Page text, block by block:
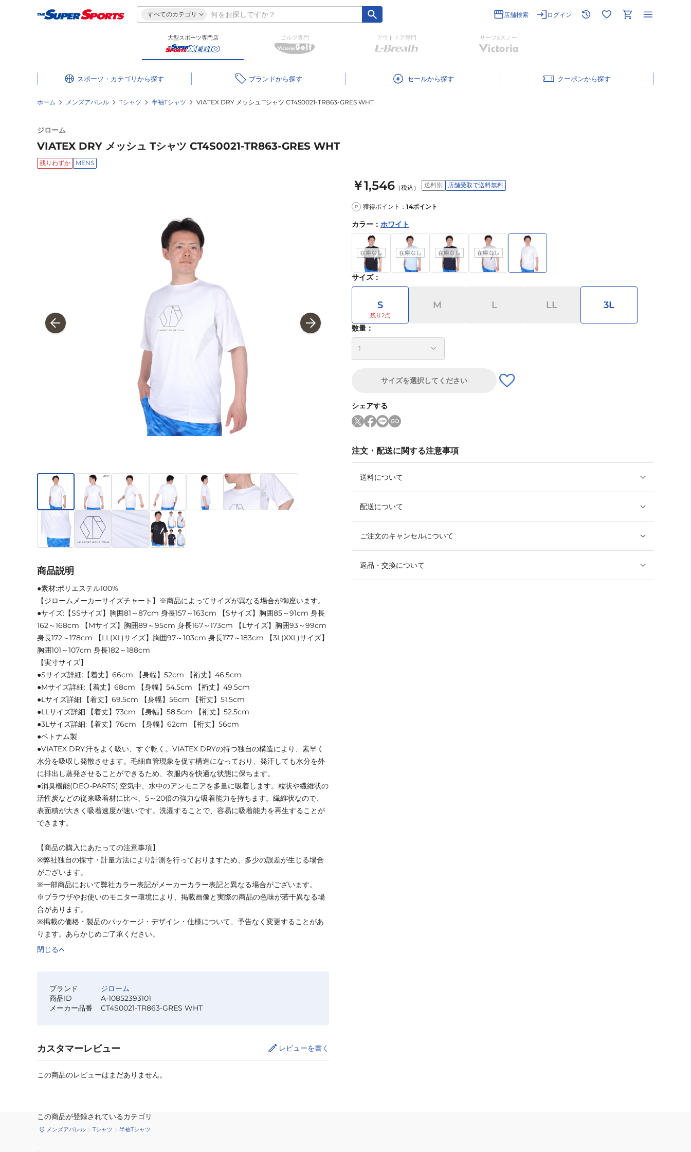
すべてのカテゴリ 店舗検索 ログイン
大型スポーツ専門店 ゴルフ専門 アウトドア専門 サーフ&スノー
スポーツ・カテゴリ ブランド セール クーポン
ホーム メンズアパレル Tシャツ 半袖Tシャツ VIATEX DRY メッシュ Tシャツ CT4S0021-TR863-GRES WHT
ジローム
VIATEX DRY メッシュ Tシャツ CT4S0021-TR863-GRES WHT
残りわずか MENS
￥1,546 （税込） 送料別 店舗受取で送料無料
P 獲得ポイント： 14ポイント
カラー ： ホワイト
サイズ：
S M L LL 3L
数量：
サイズを選択してください
シェアする
注文・配送に関する注意事項
送料について
配送について
ご注文のキャンセルについて
返品・交換について
商品説明
●素材:ポリエステル100%
【ジロームメーカーサイズチャート】※商品によってサイズが異なる場合が御座います。
●サイズ:【SSサイズ】胸囲81～87cm 身長157～163cm 【Sサイズ】胸囲85～91cm 身長
162～168cm 【Mサイズ】胸囲89～95cm 身長167～173cm 【Lサイズ】胸囲93～99cm
身長172～178cm 【LL(XL)サイズ】胸囲97～103cm 身長177～183cm 【3L(XXL)サイズ】
胸囲101～107cm 身長182～188cm
【実寸サイズ】
●Sサイズ詳細:【着丈】66cm 【身幅】52cm 【裄丈】46.5cm
●Mサイズ詳細:【着丈】68cm 【身幅】54.5cm 【裄丈】49.5cm
●Lサイズ詳細:【着丈】69.5cm 【身幅】56cm 【裄丈】51.5cm
●LLサイズ詳細:【着丈】73cm 【身幅】58.5cm 【裄丈】52.5cm
●3Lサイズ詳細:【着丈】76cm 【身幅】62cm 【裄丈】56cm
●ベトナム製
●VIATEX DRY:汗をよく吸い、すぐ乾く。VIATEX DRYの持つ独自の構造により、素早く
水分を吸収し発散させます。毛細血管現象を促す構造になっており、発汗しても水分を外
に排出し蒸発させることができるため、衣服内を快適な状態に保ちます。
●消臭機能(DEO-PARTS):空気中、水中のアンモニアを多量に吸着します。粒状や繊維状の
活性炭などの従来吸着材に比べ、5～20倍の強力な吸着能力を持ちます。繊維状なので、
表面積が大きく吸着速度が速いです。洗濯することで、容易に吸着能力を再生することが
できます。
【商品の購入にあたっての注意事項】
※弊社独自の採寸・計量方法により計測を行っておりますため、多少の誤差が生じる場合
がございます。
※一部商品において弊社カラー表記がメーカーカラー表記と異なる場合がございます。
※ブラウザやお使いのモニター環境により、掲載画像と実際の商品の色味が若干異なる場
合があります。
※掲載の価格・製品のパッケージ・デザイン・仕様について、予告なく変更することがあ
ります。あらかじめご了承ください。
閉じる
ブランド
ジローム
商品ID
A-10852393101
メーカー品番
CT4S0021-TR863-GRES WHT
カスタマーレビュー レビューを書く
この商品のレビューはまだありません。
この商品が登録されているカテゴリ
メンズアパレル Tシャツ 半袖Tシャツ